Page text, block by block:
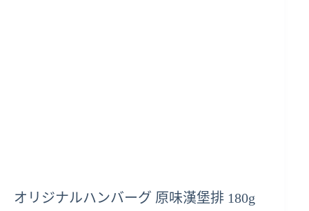
オリジナルハンバーグ 原味漢堡排 180g